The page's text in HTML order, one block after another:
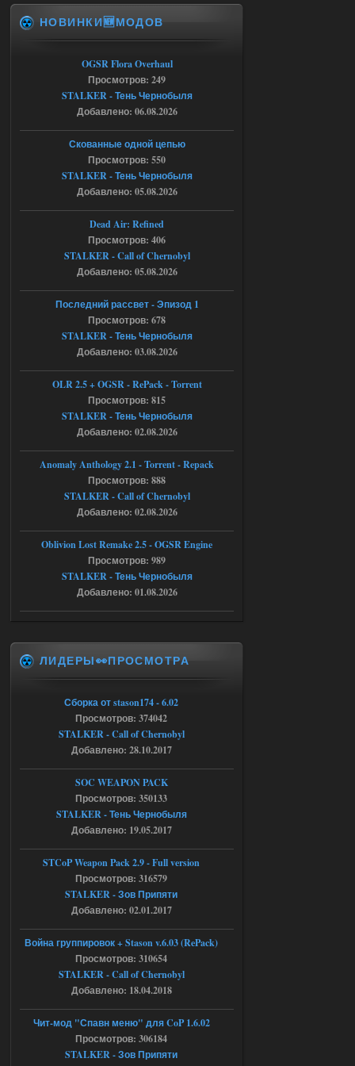
Доступно только для пользователей
Ответить ➤
Спавнер + Правки + Античит - Dead
City Final
Что то не работает спавнер,
все устанавливал по
мануалу......
Ответить ➤
06.08.2026
Игра для сталкера 21-очко
ruslanpyrusov
как изменить макс сумму
ставки в файлах чтобы
ставить больше 1 к
Ответить ➤
05.08.2026
Тайна Зоны - Remaster 2026
Stalker-Mods-Clan-su
Доступно только для пользователей
Ответить ➤
05.08.2026
Тайна Зоны - Remaster 2026
патч я установил после
установки мода, да, ладно,
наверное вы правы придется ожидать
Stalker-Mods-Clan-su
Ответить ➤
05.08.2026
AndreySA
[05.08.26
20:23:10.934] [17468]
FATAL ERROR
[error]Expression : FATAL ERROR
[error]Function :
CScriptEngine::lua_pcall_failed
[error]File : D:\a\OGSR-
Engine\OGSR-
Engine\ogsr_engine\COMMON_AI\scrip
[error]Line : 75
[error]Description :
[CScriptEngine::lua_pcall_failed]: ... -
chernobyl\gamedata\scripts\xr_camper.sc
ript:510: attempt to index local 'manager'
(a nil value)
Вылет после захода в Припять.
05.08.2026
Скованные одной цепью
НОВИНКИ🆕МОДОВ
OGSR Flora Overhaul
Просмотров: 249
STALKER - Тень Чернобыля
Добавлено: 06.08.2026
Скованные одной цепью
Просмотров: 550
STALKER - Тень Чернобыля
Добавлено: 05.08.2026
Dead Air: Refined
Просмотров: 406
STALKER - Call of Chernobyl
Добавлено: 05.08.2026
Последний рассвет - Эпизод 1
Просмотров: 678
STALKER - Тень Чернобыля
Добавлено: 03.08.2026
OLR 2.5 + OGSR - RePack - Torrent
Просмотров: 815
STALKER - Тень Чернобыля
Добавлено: 02.08.2026
Anomaly Anthology 2.1 - Torrent - Repack
Просмотров: 888
STALKER - Call of Chernobyl
Добавлено: 02.08.2026
Oblivion Lost Remake 2.5 - OGSR Engine
Просмотров: 989
STALKER - Тень Чернобыля
Добавлено: 01.08.2026
ЛИДЕРЫ👀ПРОСМОТРА
Сборка от stason174 - 6.02
Просмотров: 374042
STALKER - Call of Chernobyl
Добавлено: 28.10.2017
SOC WEAPON PACK
Просмотров: 350133
STALKER - Тень Чернобыля
Добавлено: 19.05.2017
STCoP Weapon Pack 2.9 - Full version
Просмотров: 316579
STALKER - Зов Припяти
Добавлено: 02.01.2017
Война группировок + Stason v.6.03 (RePack)
Просмотров: 310654
STALKER - Call of Chernobyl
Добавлено: 18.04.2018
Чит-мод "Спавн меню" для CoP 1.6.02
Просмотров: 306184
STALKER - Зов Припяти